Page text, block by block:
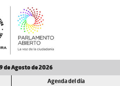
de Agosto de 2026
Agenda del día